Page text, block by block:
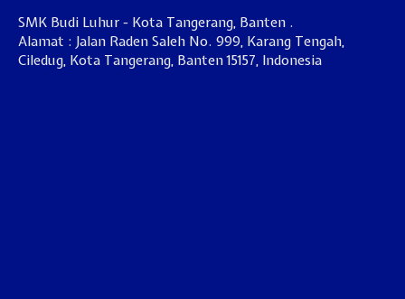
SMK Budi Luhur - Kota Tangerang, Banten .
Alamat : Jalan Raden Saleh No. 999, Karang Tengah,
Ciledug, Kota Tangerang, Banten 15157, Indonesia